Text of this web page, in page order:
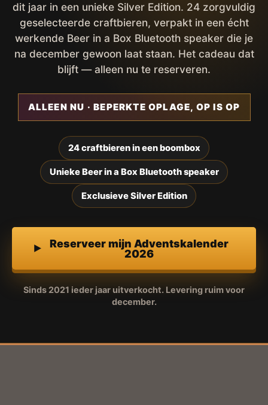
dit jaar in een unieke Silver Edition. 24 zorgvuldig
geselecteerde craftbieren, verpakt in een écht
werkende Beer in a Box Bluetooth speaker die je
na december gewoon laat staan. Het cadeau dat
blijft — alleen nu te reserveren.
ALLEEN NU · BEPERKTE OPLAGE, OP IS OP
24 craftbieren in een boombox
Unieke Beer in a Box Bluetooth speaker
Exclusieve Silver Edition
Reserveer mijn Adventskalender
2026
Sinds 2021 ieder jaar uitverkocht. Levering ruim voor
december.